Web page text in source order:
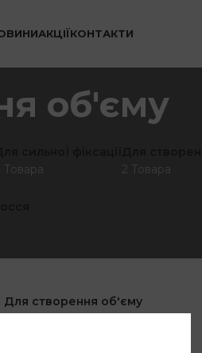
АКЦІЇКОНТАКТИ
об'єму
Товара
2 Товара
Для створення об'єму